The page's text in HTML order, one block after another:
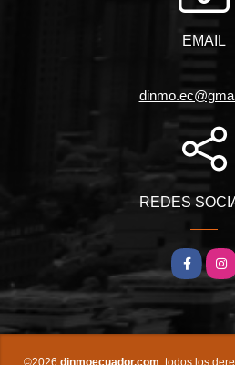
EMAIL
REDES
Facebook